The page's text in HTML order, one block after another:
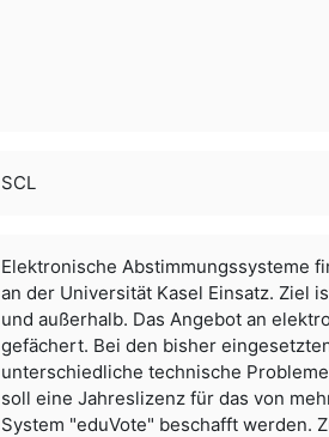
SCL
Elektronische Abstimmungssysteme
an der Universität Kasel Einsatz. Ziel
und außerhalb. Das Angebot an
gefächert. Bei den bisher
unterschiedliche technische
soll eine Jahreslizenz für das von
System "eduVote" beschafft werden.